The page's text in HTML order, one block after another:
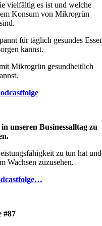
vielfältig es ist und welche
Konsum von Mikrogrün
für täglich gesundes
kannst.
Mikrogrün gesundheitlich
unseren Businessalltag zu
zu tun hat und
Wachsen zuzusehen.
#87